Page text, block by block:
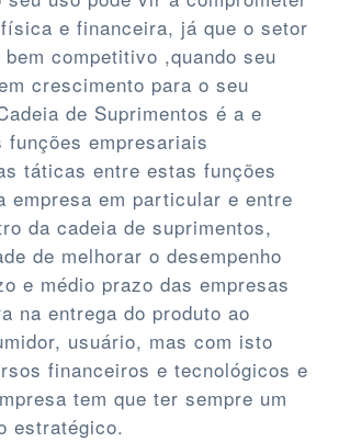
e financeira, já que o setor
competitivo ,quando seu
crescimento para o seu
de Suprimentos é a e
empresariais
táticas entre estas funções
empresa em particular e entre
da cadeia de suprimentos,
de melhorar o desempenho
e médio prazo das empresas
na entrega do produto ao
usuário, mas com isto
financeiros e tecnológicos e
tem que ter sempre um
estratégico.